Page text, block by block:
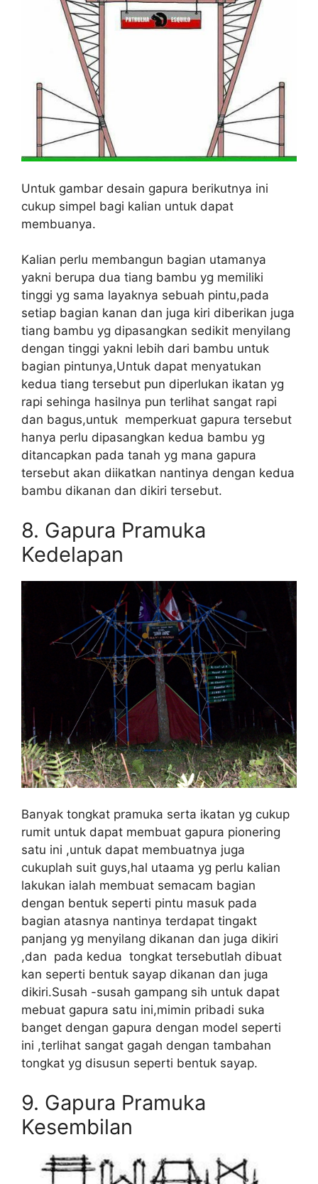
Untuk gambar desain gapura berikutnya ini
cukup simpel bagi kalian untuk dapat
membuanya.
Kalian perlu membangun bagian utamanya
yakni berupa dua tiang bambu yg memiliki
tinggi yg sama layaknya sebuah pintu,pada
setiap bagian kanan dan juga kiri diberikan juga
tiang bambu yg dipasangkan sedikit menyilang
dengan tinggi yakni lebih dari bambu untuk
bagian pintunya,Untuk dapat menyatukan
kedua tiang tersebut pun diperlukan ikatan yg
rapi sehinga hasilnya pun terlihat sangat rapi
dan bagus,untuk memperkuat gapura tersebut
hanya perlu dipasangkan kedua bambu yg
ditancapkan pada tanah yg mana gapura
tersebut akan diikatkan nantinya dengan kedua
bambu dikanan dan dikiri tersebut.
8. Gapura Pramuka
Kedelapan
Banyak tongkat pramuka serta ikatan yg cukup
rumit untuk dapat membuat gapura pionering
satu ini ,untuk dapat membuatnya juga
cukuplah suit guys,hal utaama yg perlu kalian
lakukan ialah membuat semacam bagian
dengan bentuk seperti pintu masuk pada
bagian atasnya nantinya terdapat tingakt
panjang yg menyilang dikanan dan juga dikiri
,dan pada kedua tongkat tersebutlah dibuat
kan seperti bentuk sayap dikanan dan juga
dikiri.Susah -susah gampang sih untuk dapat
mebuat gapura satu ini,mimin pribadi suka
banget dengan gapura dengan model seperti
ini ,terlihat sangat gagah dengan tambahan
tongkat yg disusun seperti bentuk sayap.
9. Gapura Pramuka
Kesembilan